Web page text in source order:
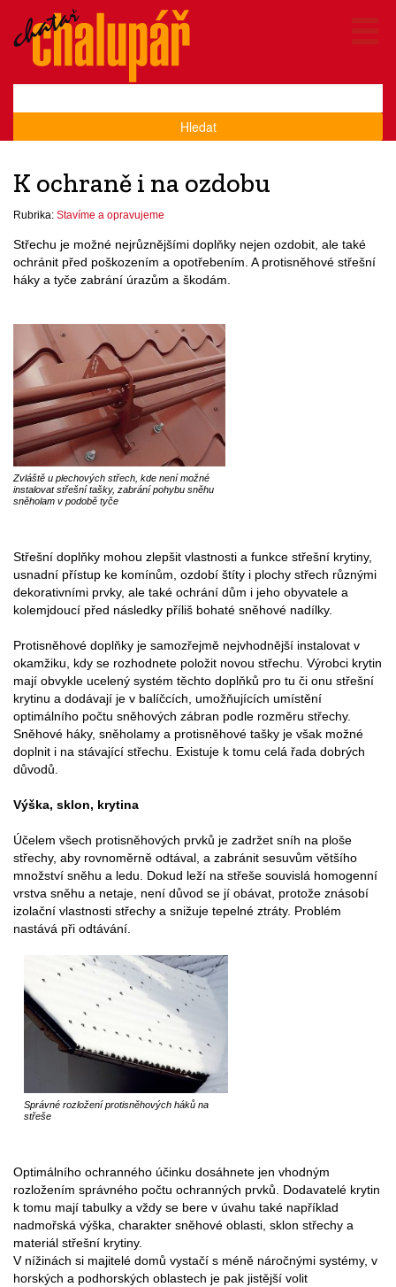
Hledat
K ochraně i na ozdobu
Rubrika: Stavíme a opravujeme
Střechu je možné nejrůznějšími doplňky nejen ozdobit, ale také
ochránit před poškozením a opotřebením. A protisněhové střešní
háky a tyče zabrání úrazům a škodám.
Zvláště u plechových střech, kde není možné
instalovat střešní tašky, zabrání pohybu sněhu
sněholam v podobě tyče
Střešní doplňky mohou zlepšit vlastnosti a funkce střešní krytiny,
usnadní přístup ke komínům, ozdobí štíty i plochy střech různými
dekorativními prvky, ale také ochrání dům i jeho obyvatele a
kolemjdoucí před následky příliš bohaté sněhové nadílky.
Protisněhové doplňky je samozřejmě nejvhodnější instalovat v
okamžiku, kdy se rozhodnete položit novou střechu. Výrobci krytin
mají obvykle ucelený systém těchto doplňků pro tu či onu střešní
krytinu a dodávají je v balíčcích, umožňujících umístění
optimálního počtu sněhových zábran podle rozměru střechy.
Sněhové háky, sněholamy a protisněhové tašky je však možné
doplnit i na stávající střechu. Existuje k tomu celá řada dobrých
důvodů.
Výška, sklon, krytina
Účelem všech protisněhových prvků je zadržet sníh na ploše
střechy, aby rovnoměrně odtával, a zabránit sesuvům většího
množství sněhu a ledu. Dokud leží na střeše souvislá homogenní
vrstva sněhu a netaje, není důvod se jí obávat, protože znásobí
izolační vlastnosti střechy a snižuje tepelné ztráty. Problém
nastává při odtávání.
Správné rozložení protisněhových háků na
střeše
Optimálního ochranného účinku dosáhnete jen vhodným
rozložením správného počtu ochranných prvků. Dodavatelé krytin
k tomu mají tabulky a vždy se bere v úvahu také například
nadmořská výška, charakter sněhové oblasti, sklon střechy a
materiál střešní krytiny.
V nížinách si majitelé domů vystačí s méně náročnými systémy, v
horských a podhorských oblastech je pak jistější volit